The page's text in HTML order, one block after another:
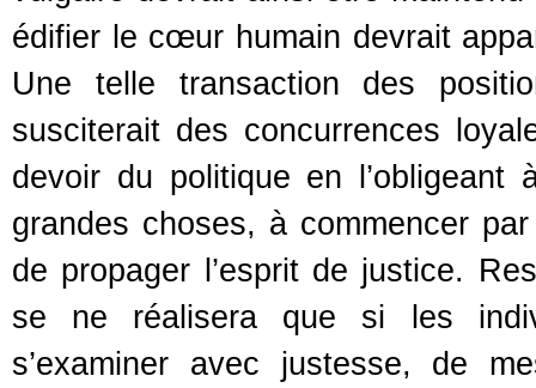
édifier le cœur humain devrait
Une telle transaction des
susciterait des concurrences
devoir du politique en l’obligeant
grandes choses, à commencer
de propager l’esprit de justice.
se ne réalisera que si les
s’examiner avec justesse, de